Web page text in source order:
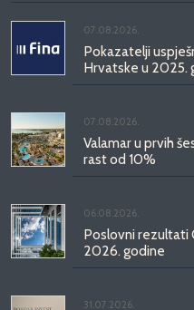
07.08.2026.
Pokazatelji
Hrvatske u 2025.
07.08.2026.
Valamar u prvih
rast od 10%
06.08.2026.
Poslovni rezultati
2026. godine
31.07.2026.